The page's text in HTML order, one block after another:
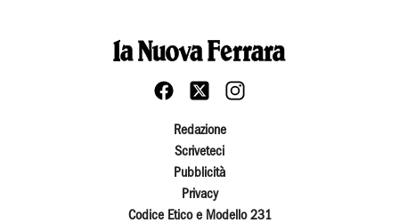
Redazione
Scriveteci
Pubblicità
Privacy
Codice Etico e Modello 231